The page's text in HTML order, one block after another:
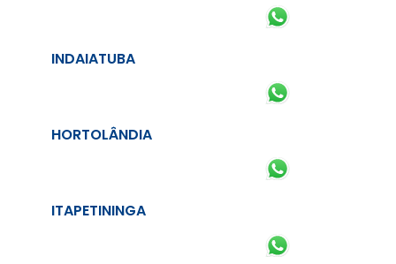
INDAIATUBA
HORTOLÂNDIA
ITAPETININGA